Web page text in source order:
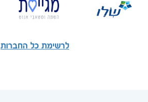
לרשימת כל החברות